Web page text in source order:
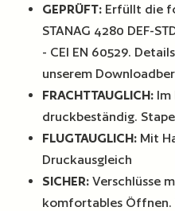
GEPRÜFT: Erfüllt die
STANAG 4280 DEF-
- CEI EN 60529.
unserem
FRACHTTAUGLICH: Im
druckbeständig.
FLUGTAUGLICH: Mit
Druckausgleich
SICHER: Verschlüsse
komfortables